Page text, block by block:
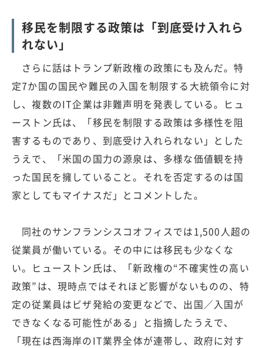
移民を制限する政策は「到底受け入れら
れない」
さらに話はトランプ新政権の政策にも及んだ。特
定7か国の国民や難民の入国を制限する大統領令に対
し、複数のIT企業は非難声明を発表している。ヒュ
ーストン氏は、「移民を制限する政策は多様性を阻
害するものであり、到底受け入れられない」とした
うえで、「米国の国力の源泉は、多様な価値観を持
った国民を擁していること。それを否定するのは国
家としてもマイナスだ」とコメントした。
同社のサンフランシスコオフィスでは1,500人超の
従業員が働いている。その中には移民も少なくな
い。ヒューストン氏は、「新政権の“不確実性の高い
政策”は、現時点ではそれほど影響がないものの、特
定の従業員はビザ発給の変更などで、出国／入国が
できなくなる可能性がある」と指摘したうえで、
「現在は西海岸のIT業界全体が連帯し、政府に対す